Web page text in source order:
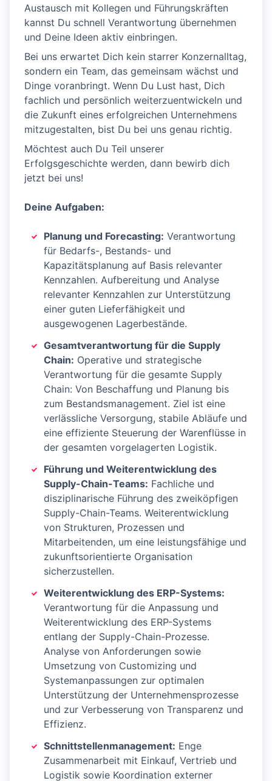
Austausch mit Kollegen und Führungskräften
kannst Du schnell Verantwortung übernehmen
und Deine Ideen aktiv einbringen.
Bei uns erwartet Dich kein starrer Konzernalltag,
sondern ein Team, das gemeinsam wächst und
Dinge voranbringt. Wenn Du Lust hast, Dich
fachlich und persönlich weiterzuentwickeln und
die Zukunft eines erfolgreichen Unternehmens
mitzugestalten, bist Du bei uns genau richtig.
Möchtest auch Du Teil unserer
Erfolgsgeschichte werden, dann bewirb dich
jetzt bei uns!
Deine Aufgaben:
Planung und Forecasting: Verantwortung
für Bedarfs-, Bestands- und
Kapazitätsplanung auf Basis relevanter
Kennzahlen. Aufbereitung und Analyse
relevanter Kennzahlen zur Unterstützung
einer guten Lieferfähigkeit und
ausgewogenen Lagerbestände.
Gesamtverantwortung für die Supply
Chain: Operative und strategische
Verantwortung für die gesamte Supply
Chain: Von Beschaffung und Planung bis
zum Bestandsmanagement. Ziel ist eine
verlässliche Versorgung, stabile Abläufe und
eine effiziente Steuerung der Warenflüsse in
der gesamten vorgelagerten Logistik.
Führung und Weiterentwicklung des
Supply-Chain-Teams: Fachliche und
disziplinarische Führung des zweiköpfigen
Supply-Chain-Teams. Weiterentwicklung
von Strukturen, Prozessen und
Mitarbeitenden, um eine leistungsfähige und
zukunftsorientierte Organisation
sicherzustellen.
Weiterentwicklung des ERP-Systems:
Verantwortung für die Anpassung und
Weiterentwicklung des ERP-Systems
entlang der Supply-Chain-Prozesse.
Analyse von Anforderungen sowie
Umsetzung von Customizing und
Systemanpassungen zur optimalen
Unterstützung der Unternehmensprozesse
und zur Verbesserung von Transparenz und
Effizienz.
Schnittstellenmanagement: Enge
Zusammenarbeit mit Einkauf, Vertrieb und
Logistik sowie Koordination externer